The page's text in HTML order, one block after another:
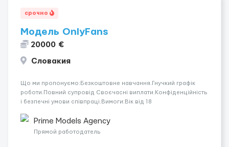
срочно
Модель OnlyFans
20000 €
Словакия
Що ми пропонуємо:Безкоштовне навчання.Гнучкий графік
роботи.Повний супровід Своєчасні виплати.Конфіденційність
і безпечні умови співпраці.Вимоги:Вік від 18
розвиватися.Досвід не обов’язковий.Якщо вас зацікавила
вакансія — залишайте відгук, і ми зв’яжемося ...
Prime Models Agency
Прямой работодатель